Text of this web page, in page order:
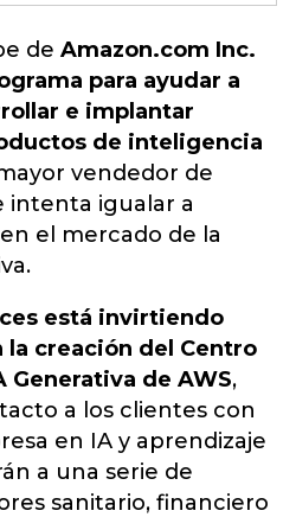
de Amazon.com Inc.
para ayudar a
e implantar
de inteligencia
vendedor de
intenta igualar a
en el mercado de la
está invirtiendo
la creación del Centro
Generativa de AWS,
a los clientes con
en IA y aprendizaje
a una serie de
sanitario, financiero